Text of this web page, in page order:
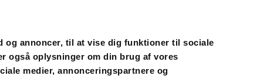
annoncer, til at vise dig funktioner til sociale
også oplysninger om din brug af vores
medier, annonceringspartnere og